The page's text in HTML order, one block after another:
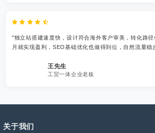
"独立站搭建速度快，设计符合海外客户审美，转化路
月就实现盈利，SEO基础优化也做得到位，自然流量稳
王先生
工贸一体企业老板
关于我们